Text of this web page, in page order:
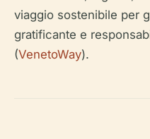
viaggio sostenibile per
gratificante e
(VenetoWay).